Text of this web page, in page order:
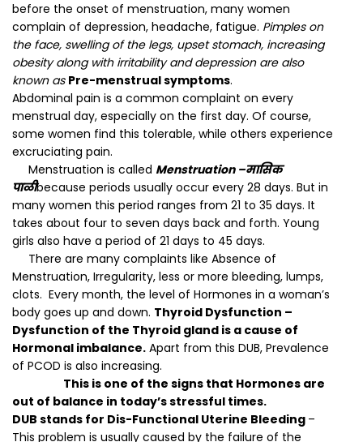
before the onset of menstruation, many women
complain of depression, headache, fatigue. Pimples on
the face, swelling of the legs, upset stomach, increasing
obesity along with irritability and depression are also
known as Pre-menstrual symptoms.
Abdominal pain is a common complaint on every
menstrual day, especially on the first day. Of course,
some women find this tolerable, while others experience
excruciating pain.
Menstruation is called Menstruation –मासिक
पाळीbecause periods usually occur every 28 days. But in
many women this period ranges from 21 to 35 days. It
takes about four to seven days back and forth. Young
girls also have a period of 21 days to 45 days.
There are many complaints like Absence of
Menstruation, Irregularity, less or more bleeding, lumps,
clots. Every month, the level of Hormones in a woman’s
body goes up and down. Thyroid Dysfunction –
Dysfunction of the Thyroid gland is a cause of
Hormonal imbalance. Apart from this DUB, Prevalence
of PCOD is also increasing.
This is one of the signs that Hormones are
out of balance in today’s stressful times.
DUB stands for Dis-Functional Uterine Bleeding –
This problem is usually caused by the failure of the